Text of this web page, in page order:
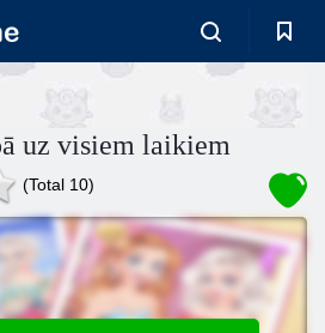
uz visiem laikiem
(Total 10)